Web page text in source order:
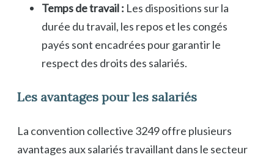
Temps de travail : Les dispositions sur la
durée du travail, les repos et les congés
payés sont encadrées pour garantir le
respect des droits des salariés.
Les avantages pour les salariés
La convention collective 3249 offre plusieurs
avantages aux salariés travaillant dans le secteur